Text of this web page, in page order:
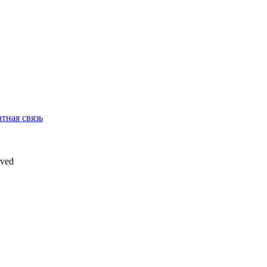
связь